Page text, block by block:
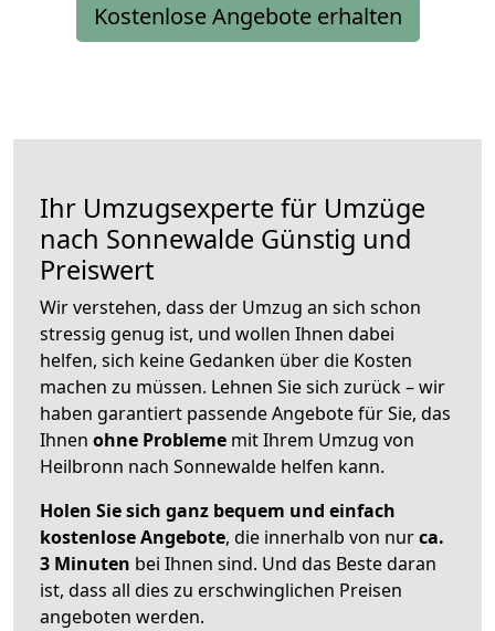
Kostenlose Angebote erhalten
Ihr Umzugsexperte für Umzüge
nach Sonnewalde Günstig und
Preiswert
Wir verstehen, dass der Umzug an sich schon
stressig genug ist, und wollen Ihnen dabei
helfen, sich keine Gedanken über die Kosten
machen zu müssen. Lehnen Sie sich zurück – wir
haben garantiert passende Angebote für Sie, das
Ihnen ohne Probleme mit Ihrem Umzug von
Heilbronn nach Sonnewalde helfen kann.
Holen Sie sich ganz bequem und einfach
kostenlose Angebote, die innerhalb von nurca.
3 Minuten bei Ihnen sind. Und das Beste daran
ist, dass all dies zu erschwinglichen Preisen
angeboten werden.